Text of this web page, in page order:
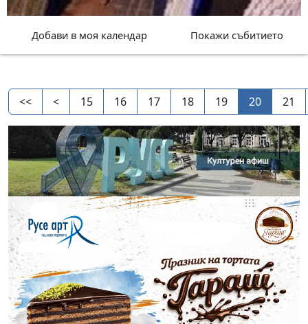
Добави в моя календар Покажи събитието
<< < 15 16 17 18 19 20 21